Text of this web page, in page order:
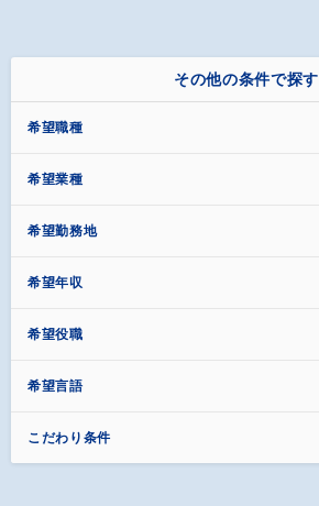
その他の条件で探す
希望職種
希望業種
希望勤務地
希望年収
希望役職
希望言語
こだわり条件